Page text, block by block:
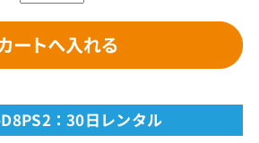
：30日レンタル